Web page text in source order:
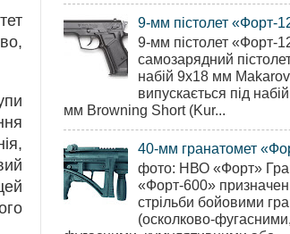
9-мм пістолет «Форт-
9-мм пістолет «Форт-
самозарядний
набій 9х18 мм
випускається під
мм Browning Short (Kur...
40-мм гранатомет
фото: НВО «Форт»
«Форт-600»
стрільби бойовими
(осколково-фугасними,